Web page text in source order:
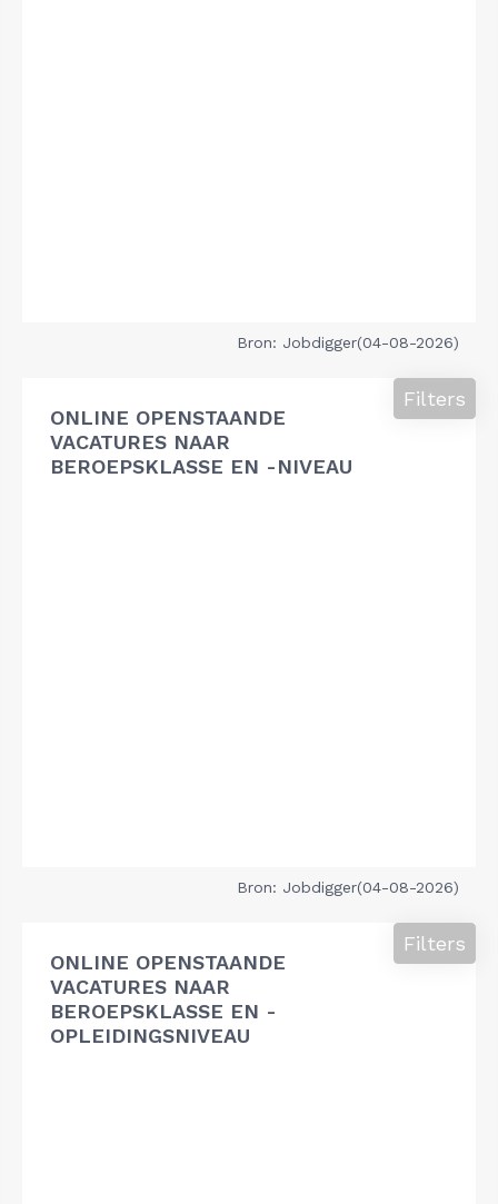
Bron: Jobdigger(04-08-2026)
ONLINE OPENSTAANDE
VACATURES NAAR
BEROEPSKLASSE EN -NIVEAU
Filters
Bron: Jobdigger(04-08-2026)
ONLINE OPENSTAANDE
VACATURES NAAR
BEROEPSKLASSE EN -
OPLEIDINGSNIVEAU
Filters